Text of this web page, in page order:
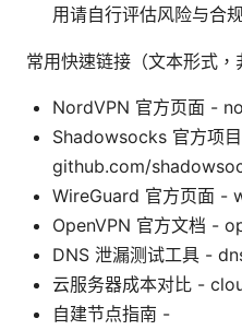
用请自行评估风险与合
常用快速链接（文本形式，
NordVPN 官方页面 -
Shadowsocks 官方项
github.com/
WireGuard 官方页面 -
OpenVPN 官方文档 -
DNS 泄漏测试工具 -
云服务器成本对比 -
自建节点指南 -